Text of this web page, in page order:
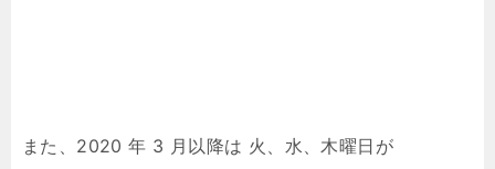
また、2020 年 3 月以降は 火、水、木曜日が